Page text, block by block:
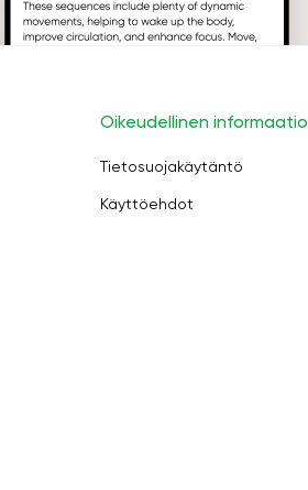
Oikeudellinen informaatio
Tietosuojakäytäntö
Käyttöehdot